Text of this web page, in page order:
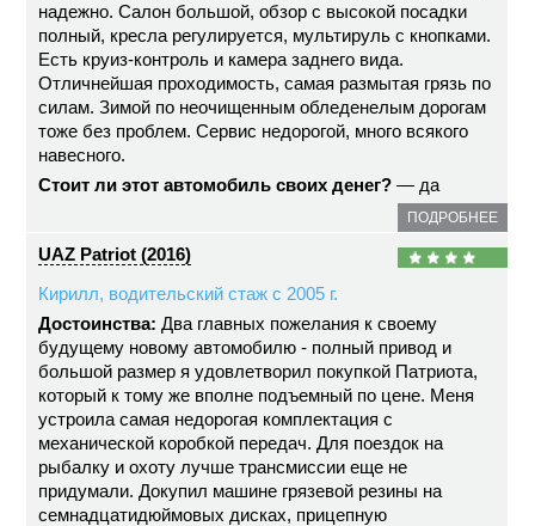
надежно. Салон большой, обзор с высокой посадки
полный, кресла регулируется, мультируль с кнопками.
Есть круиз-контроль и камера заднего вида.
Отличнейшая проходимость, самая размытая грязь по
силам. Зимой по неочищенным обледенелым дорогам
тоже без проблем. Сервис недорогой, много всякого
навесного.
Стоит ли этот автомобиль своих денег? — да
ПОДРОБНЕЕ
UAZ Patriot (2016)
Кирилл, водительский стаж с 2005 г.
Достоинства: Два главных пожелания к своему
будущему новому автомобилю - полный привод и
большой размер я удовлетворил покупкой Патриота,
который к тому же вполне подъемный по цене. Меня
устроила самая недорогая комплектация с
механической коробкой передач. Для поездок на
рыбалку и охоту лучше трансмиссии еще не
придумали. Докупил машине грязевой резины на
семнадцатидюймовых дисках, прицепную